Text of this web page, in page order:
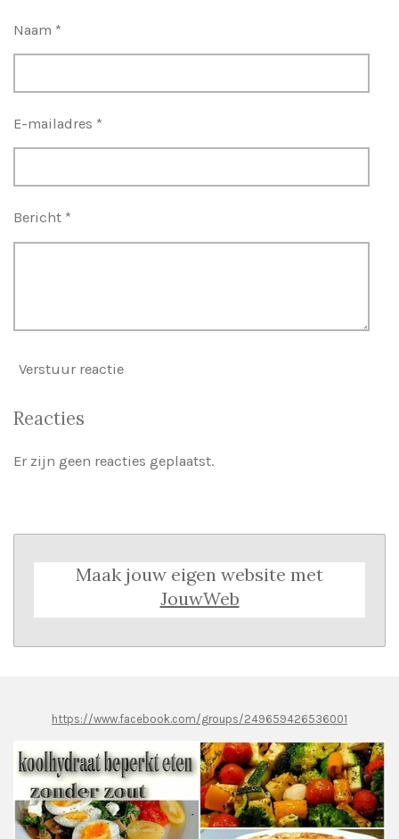
Naam *
E-mailadres *
Bericht *
Verstuur reactie
Reacties
Er zijn geen reacties geplaatst.
Maak jouw eigen website met
JouwWeb
https://www.facebook.com/groups/249659426536001